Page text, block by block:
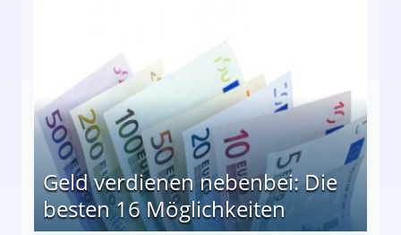
Geld verdienen nebenbei: Die
besten 16 Möglichkeiten